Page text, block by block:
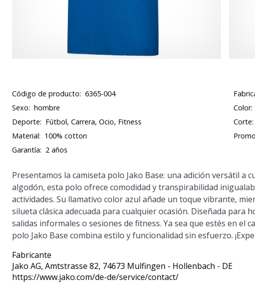
Código de producto: 6365-004
Sexo: hombre Color:
Deporte: Fútbol, Carrera, Ocio, Fitness Corte:
Material: 100% cotton
Garantía: 2 años
Presentamos la camiseta polo Jako Base: una adición versátil a
algodón, esta polo ofrece comodidad y transpirabilidad
actividades. Su llamativo color azul añade un toque vibrante,
silueta clásica adecuada para cualquier ocasión. Diseñada para
salidas informales o sesiones de fitness. Ya sea que estés en el
polo Jako Base combina estilo y funcionalidad sin esfuerzo.
Fabricante
Jako AG, Amtstrasse 82, 74673 Mulfingen - Hollenbach - DE
https://www.jako.com/de-de/service/contact/